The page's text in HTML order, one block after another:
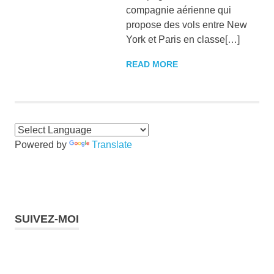
compagnie aérienne qui
propose des vols entre New
York et Paris en classe[…]
READ MORE
Powered by Translate
SUIVEZ-MOI